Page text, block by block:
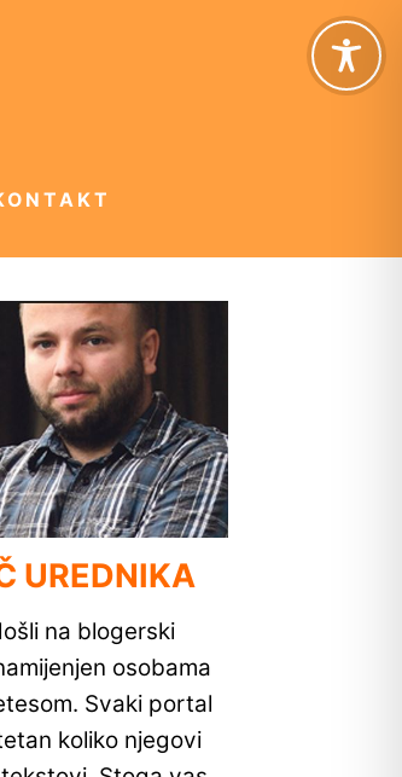
UREDNIKA
na blogerski
osobama
Svaki portal
koliko njegovi